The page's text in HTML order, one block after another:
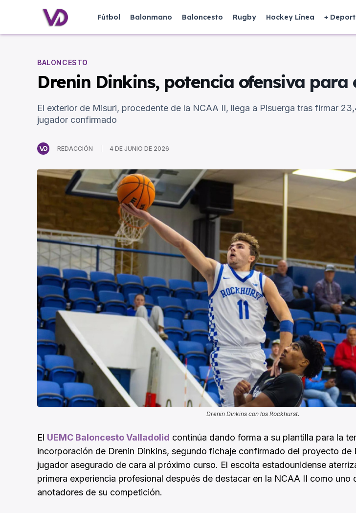
Fútbol Balonmano Baloncesto Rugby Hockey Línea +
BALONCESTO
Drenin Dinkins, potencia ofensiva para
El exterior de Misuri, procedente de la NCAA II, llega a Pisuerga tras firmar
jugador confirmado
REDACCIÓN 4 DE JUNIO DE 2026
Drenin Dinkins con los Rockhurst.
El UEMC Baloncesto Valladolid continúa dando forma a su plantilla para la
incorporación de Drenin Dinkins, segundo fichaje confirmado del proyecto de
jugador asegurado de cara al próximo curso. El escolta estadounidense
primera experiencia profesional después de destacar en la NCAA II como uno
anotadores de su competición.